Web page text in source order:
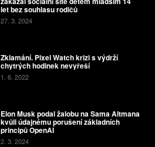
let bez souhlasu rodičů
27. 3. 2024
Zklamání. Pixel Watch krizi s výdrží
chytrých hodinek nevyřeší
1. 6. 2022
Elon Musk podal žalobu na Sama Altmana
kvůli údajnému porušení základních
principů OpenAI
2. 3. 2024